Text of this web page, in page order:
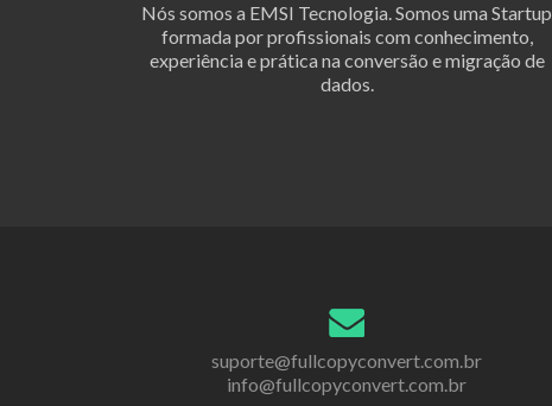
Nós somos a EMSI Tecnologia. Somos uma Startup
formada por profissionais com conhecimento,
experiência e prática na conversão e migração de
dados.
suporte@fullcopyconvert.com.br
info@fullcopyconvert.com.br